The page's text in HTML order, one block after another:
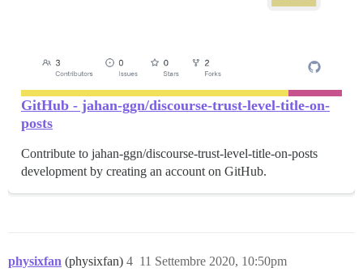
GitHub - jahan-ggn/discourse-trust-level-title-on-
posts
Contribute to jahan-ggn/discourse-trust-level-title-on-posts
development by creating an account on GitHub.
physixfan (physixfan) 11 Settembre 2020, 10:50pm
4